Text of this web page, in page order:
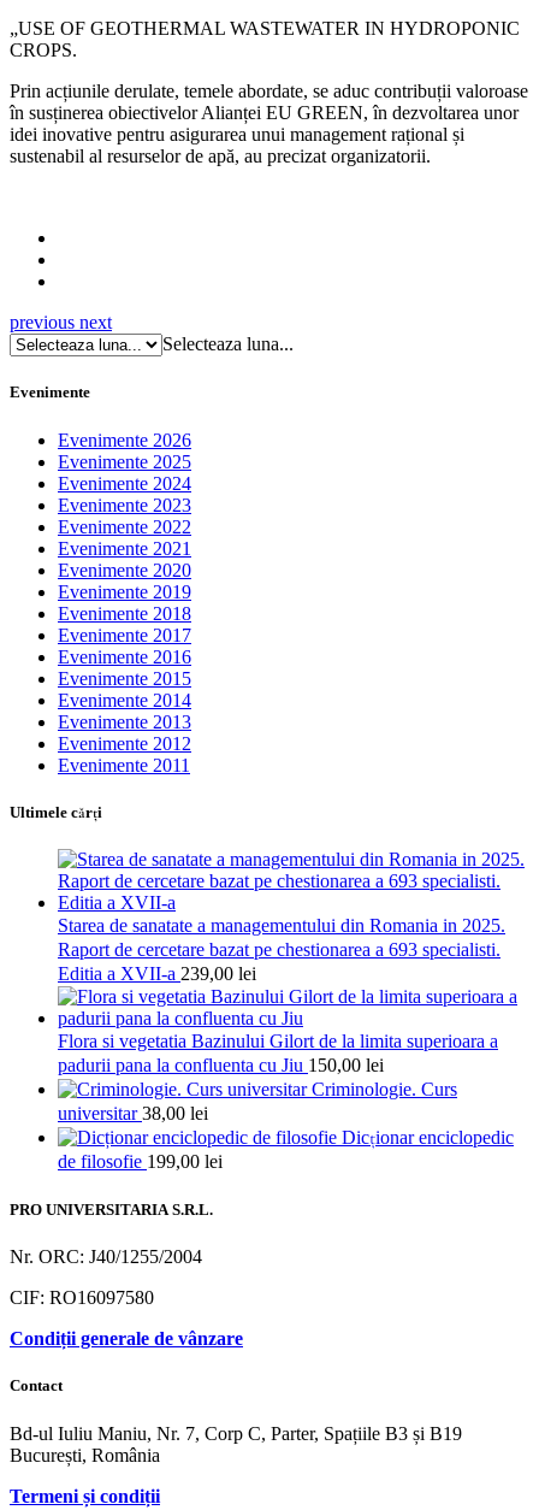
„USE OF GEOTHERMAL WASTEWATER IN HYDROPONIC
CROPS.
Prin acțiunile derulate, temele abordate, se aduc contribuții valoroase
în susținerea obiectivelor Alianței EU GREEN, în dezvoltarea unor
idei inovative pentru asigurarea unui management rațional și
sustenabil al resurselor de apă, au precizat organizatorii.
previous next
Selecteaza luna...
Evenimente
Evenimente 2026
Evenimente 2025
Evenimente 2024
Evenimente 2023
Evenimente 2022
Evenimente 2021
Evenimente 2020
Evenimente 2019
Evenimente 2018
Evenimente 2017
Evenimente 2016
Evenimente 2015
Evenimente 2014
Evenimente 2013
Evenimente 2012
Evenimente 2011
Ultimele cărţi
Starea de sanatate a managementului din Romania in 2025.
Raport de cercetare bazat pe chestionarea a 693 specialisti.
Editia a XVII-a 239,00 lei
Flora si vegetatia Bazinului Gilort de la limita superioara a
padurii pana la confluenta cu Jiu 150,00 lei
Criminologie. Curs
universitar 38,00 lei
Dicționar enciclopedic
de filosofie 199,00 lei
PRO UNIVERSITARIA S.R.L.
Nr. ORC: J40/1255/2004
CIF: RO16097580
Condiții generale de vânzare
Contact
Bd-ul Iuliu Maniu, Nr. 7, Corp C, Parter, Spațiile B3 și B19
București, România
Termeni și condiții